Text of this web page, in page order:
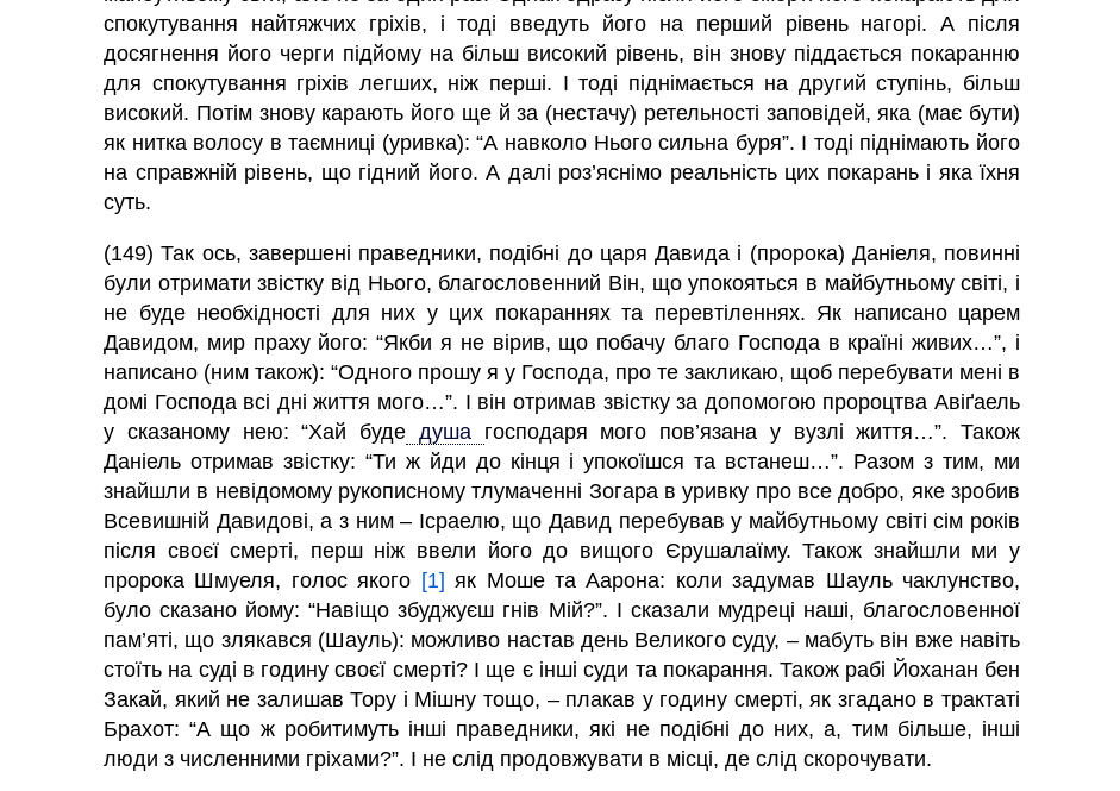
спокутування найтяжчих гріхів, і тоді введуть його на перший рівень нагорі. А після
досягнення його черги підйому на більш високий рівень, він знову піддається покаранню
для спокутування гріхів легших, ніж перші. І тоді піднімається на другий ступінь, більш
високий. Потім знову карають його ще й за (нестачу) ретельності заповідей, яка (має бути)
як нитка волосу в таємниці (уривка): “А навколо Нього сильна буря”. І тоді піднімають його
на справжній рівень, що гідний його. А далі роз’яснімо реальність цих покарань і яка їхня
суть.
(149) Так ось, завершені праведники, подібні до царя Давида і (пророка) Даніеля, повинні
були отримати звістку від Нього, благословенний Він, що упокояться в майбутньому світі, і
не буде необхідності для них у цих покараннях та перевтіленнях. Як написано царем
Давидом, мир праху його: “Якби я не вірив, що побачу благо Господа в країні живих…”, і
написано (ним також): “Одного прошу я у Господа, про те закликаю, щоб перебувати мені в
домі Господа всі дні життя мого…”. І він отримав звістку за допомогою пророцтва Авіґаель
у сказаному нею: “Хай буде душа господаря мого пов’язана у вузлі життя…”. Також
Даніель отримав звістку: “Ти ж йди до кінця і упокоїшся та встанеш…”. Разом з тим, ми
знайшли в невідомому рукописному тлумаченні Зогара в уривку про все добро, яке зробив
Всевишній Давидові, а з ним – Ісраелю, що Давид перебував у майбутньому світі сім років
після своєї смерті, перш ніж ввели його до вищого Єрушалаїму. Також знайшли ми у
пророка Шмуеля, голос якого [1] як Моше та Аарона: коли задумав Шауль чаклунство,
було сказано йому: “Навіщо збуджуєш гнів Мій?”. І сказали мудреці наші, благословенної
пам’яті, що злякався (Шауль): можливо настав день Великого суду, – мабуть він вже навіть
стоїть на суді в годину своєї смерті? І ще є інші суди та покарання. Також рабі Йоханан бен
Закай, який не залишав Тору і Мішну тощо, – плакав у годину смерті, як згадано в трактаті
Брахот: “А що ж робитимуть інші праведники, які не подібні до них, а, тим більше, інші
люди з численними гріхами?”. І не слід продовжувати в місці, де слід скорочувати.